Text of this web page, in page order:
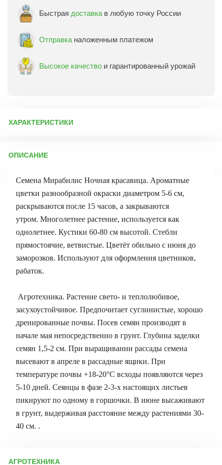
Быстрая доставка в любую точку России
Отправка наложенным платежом
Высокое качество и гарантированный урожай
ХАРАКТЕРИСТИКИ
Бренд товара:
Срок отправки:ежедневно
ОПИСАНИЕ
Семена Мирабилис Ночная красавица. Ароматные
цветки разнообразной окраски диаметром 5-6 см,
раскрываются после 15 часов, а закрываются
утром. Многолетнее растение, используется как
однолетнее. Кустики 60-80 см высотой. Стебли
прямостоячие, ветвистые. Цветёт обильно с июня до
заморозков. Используют для оформления цветников,
рабаток.
Агротехника. Растение свето- и теплолюбивое,
засухоустойчивое. Предпочитает суглинистые, хорошо
дренированные почвы. Посев семян производят в
начале мая непосредственно в грунт. Глубина заделки
семян 1,5-2 см. При выращивании рассады семена
высевают в апреле в рассадные ящики. При
температуре почвы +18-20°C всходы появляются через
5-10 дней. Сеянцы в фазе 2-3-х настоящих листьев
пикируют по одному в горшочки. В июне высаживают
в грунт, выдерживая расстояние между растениями 30-
40 см. .
АГРОТЕХНИКА